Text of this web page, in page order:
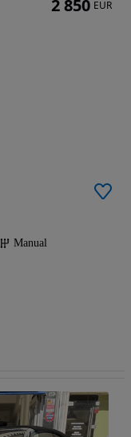
Manual
2 850 EUR